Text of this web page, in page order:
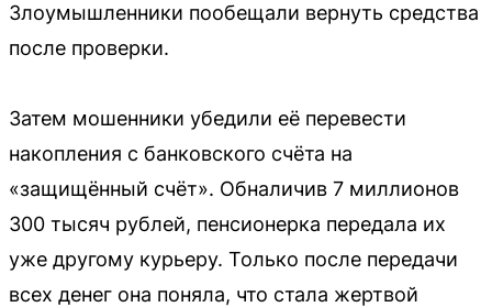
Злоумышленники пообещали вернуть средства
после проверки.
Затем мошенники убедили её перевести
накопления с банковского счёта на
«защищённый счёт». Обналичив 7 миллионов
300 тысяч рублей, пенсионерка передала их
уже другому курьеру. Только после передачи
всех денег она поняла, что стала жертвой